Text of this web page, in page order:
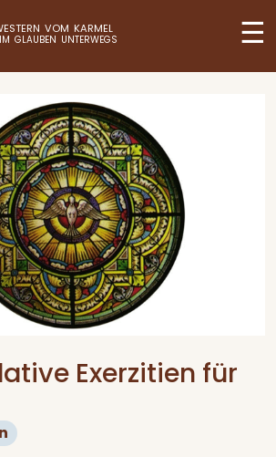
VOM KARMEL
GLAUBEN UNTERWEGS ☰
Exerzitien für